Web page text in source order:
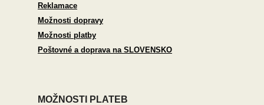
Reklamace
Možnosti dopravy
Možnosti platby
Poštovné a doprava na SLOVENSKO
MOŽNOSTI PLATEB